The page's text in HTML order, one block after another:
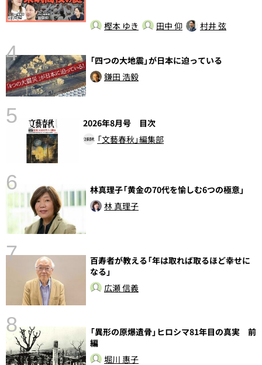
樫本 ゆき 田中 仰 村井 弦
4
「四つの大地震」が日本に迫っている
鎌田 浩毅
5
2026年8月号 目次
「文藝春秋」編集部
6
林真理子「黄金の70代を愉しむ6つの極意」
林 真理子
7
百寿者が教える「年は取れば取るほど幸せに
なる」
広瀬 信義
8
「異形の原爆遺骨」ヒロシマ81年目の真実 前
編
堀川 惠子